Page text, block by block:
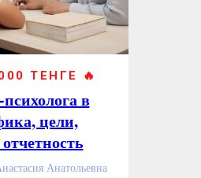
ТЕНГЕ 🔥
в
цели,
Анатольевна